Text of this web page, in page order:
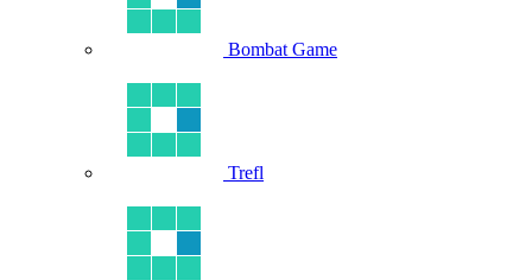
Bombat Game
Trefl